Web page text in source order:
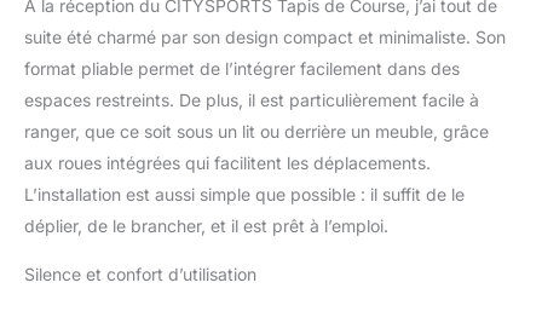
support. Ce tapis de
course dispose d'un
haut-parleur Bluetooth à
son surround intégré. Il
peut être connecté en
Bluetooth pour lire une
vidéo ou de la musique
pendant la course ou la
marche. 【Affichage LED
& App Double méthode
de contrôle】 Avec le
À la réception du CITYSPORTS Tapis de Course, j’ai tout de
suite été charmé par son design compact et minimaliste. Son
format pliable permet de l’intégrer facilement dans des
espaces restreints. De plus, il est particulièrement facile à
ranger, que ce soit sous un lit ou derrière un meuble, grâce
aux roues intégrées qui facilitent les déplacements.
L’installation est aussi simple que possible : il suffit de le
déplier, de le brancher, et il est prêt à l’emploi.
Silence et confort d’utilisation